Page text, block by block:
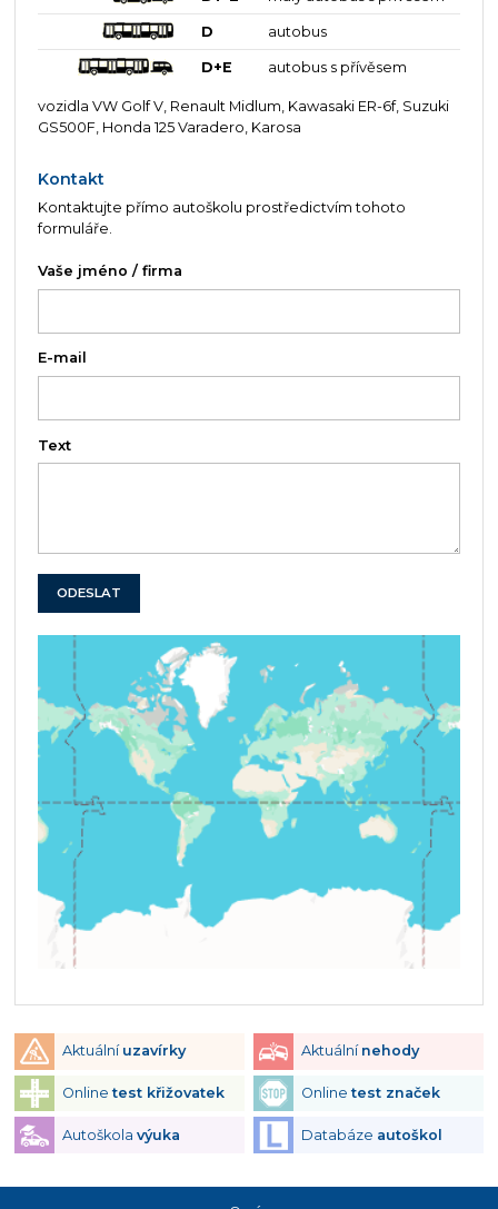
D autobus
D+E autobus s přívěsem
vozidla VW Golf V, Renault Midlum, Kawasaki ER-6f, Suzuki
GS500F, Honda 125 Varadero, Karosa
Kontakt
Kontaktujte přímo autoškolu prostředictvím tohoto
formuláře.
Vaše jméno / firma
E-mail
Text
ODESLAT
Aktuální uzavírky Aktuální nehody
Onlinetest křižovatek Onlinetest značek
Autoškola výuka Databáze autoškol